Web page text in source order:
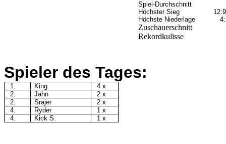
Spiel-Durchschnitt
Höchster Sieg
Höchste Niederlage
Zuschauerschnitt
Rekordkulisse
Spieler des Tages:
1. King
4 x
2.
Jahn
2 x
2.
Srajer
2 x
4.
Ryder
1 x
4.
Kick S. 1 x